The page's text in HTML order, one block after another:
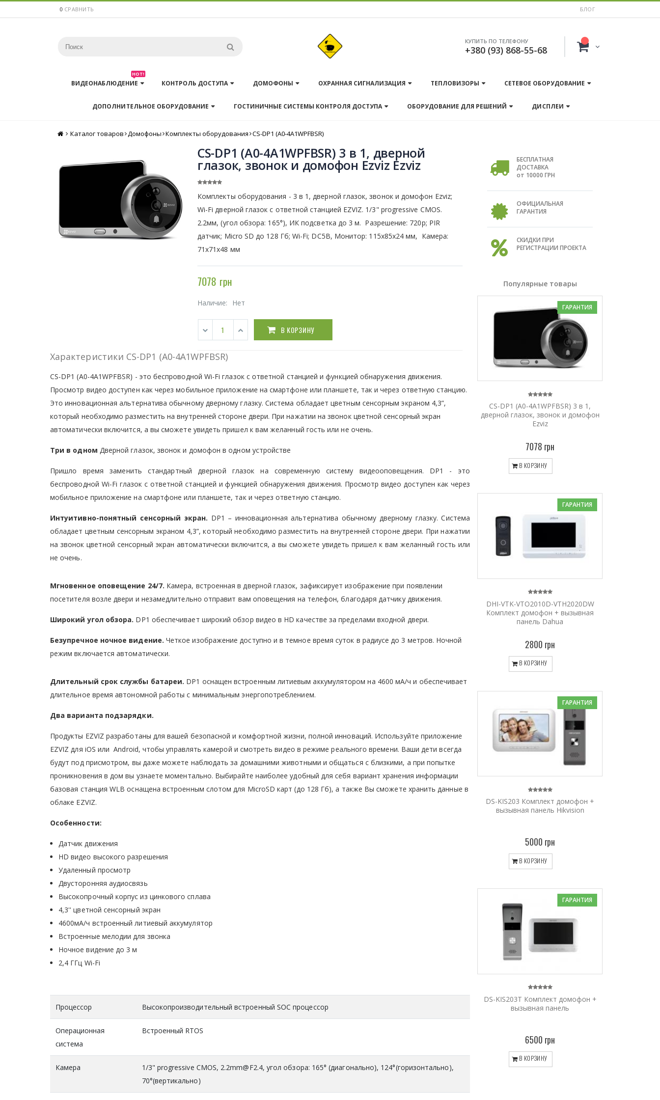
0 СРАВНИТЬ БЛОГ
КУПИТЬ ПО ТЕЛЕФОНУ
+380 (93) 868-55-68
ВИДЕОНАБЛЮДЕНИЕ
HOT!
КОНТРОЛЬ ДОСТУПА ДОМОФОНЫ ОХРАННАЯ СИГНАЛИЗАЦИЯ ТЕПЛОВИЗОРЫ СЕТЕВОЕ ОБОРУДОВАНИЕ
ДОПОЛНИТЕЛЬНОЕ ОБОРУДОВАНИЕ ГОСТИНИЧНЫЕ СИСТЕМЫ КОНТРОЛЯ ДОСТУПА ОБОРУДОВАНИЕ ДЛЯ РЕШЕНИЙ ДИСПЛЕИ
Главная
Каталог товаров Домофоны Комплекты оборудования CS-DP1 (A0-4A1WPFBSR)
CS-DP1 (A0-4A1WPFBSR) 3 в 1, дверной
глазок, звонок и домофон Ezviz Ezviz
Комплекты оборудования - 3 в 1, дверной глазок, звонок и домофон Ezviz;
Wi-Fi дверной глазок с ответной станцией EZVIZ. 1/3" progressive CMOS.
2.2мм, (угол обзора: 165°), ИК подсветка до 3 м. Разрешение: 720р; PIR
датчик; Micro SD до 128 Гб; Wi-Fi; DC5В, Монитор: 115x85x24 мм, Камера:
71x71x48 мм
7078 грн
Наличие: Нет
В КОРЗИНУ
Характеристики CS-DP1 (A0-4A1WPFBSR)
CS-DP1 (A0-4A1WPFBSR) - это беспроводной Wi-Fi глазок с ответной станцией и функцией обнаружения движения.
Просмотр видео доступен как через мобильное приложение на смартфоне или планшете, так и через ответную станцию.
Это инновационная альтернатива обычному дверному глазку. Система обладает цветным сенсорным экраном 4,3”,
который необходимо разместить на внутренней стороне двери. При нажатии на звонок цветной сенсорный экран
автоматически включится, а вы сможете увидеть пришел к вам желанный гость или не очень.
Три в одном Дверной глазок, звонок и домофон в одном устройстве
Пришло время заменить стандартный дверной глазок на современную систему видеооповещения. DP1 - это
беспроводной Wi-Fi глазок с ответной станцией и функцией обнаружения движения. Просмотр видео доступен как через
мобильное приложение на смартфоне или планшете, так и через ответную станцию.
Интуитивно-понятный сенсорный экран. DP1 – инновационная альтернатива обычному дверному глазку. Система
обладает цветным сенсорным экраном 4,3”, который необходимо разместить на внутренней стороне двери. При нажатии
на звонок цветной сенсорный экран автоматически включится, а вы сможете увидеть пришел к вам желанный гость или
не очень.
Мгновенное оповещение 24/7. Камера, встроенная в дверной глазок, зафиксирует изображение при появлении
посетителя возле двери и незамедлительно отправит вам оповещения на телефон, благодаря датчику движения.
Широкий угол обзора. DP1 обеспечивает широкий обзор видео в HD качестве за пределами входной двери.
Безупречное ночное видение. Четкое изображение доступно и в темное время суток в радиусе до 3 метров. Ночной
режим включается автоматически.
Длительный срок службы батареи. DP1 оснащен встроенным литиевым аккумулятором на 4600 мА/ч и обеспечивает
длительное время автономной работы с минимальным энергопотреблением.
Два варианта подзарядки.
Продукты EZVIZ разработаны для вашей безопасной и комфортной жизни, полной инноваций. Используйте приложение
EZVIZ для iOS или Android, чтобы управлять камерой и смотреть видео в режиме реального времени. Ваши дети всегда
будут под присмотром, вы даже можете наблюдать за домашними животными и общаться с близкими, а при попытке
проникновения в дом вы узнаете моментально. Выбирайте наиболее удобный для себя вариант хранения информации
базовая станция WLB оснащена встроенным слотом для MicroSD карт (до 128 Гб), а также Вы сможете хранить данные в
облаке EZVIZ.
Особенности:
Датчик движения
HD видео высокого разрешения
Удаленный просмотр
Двусторонняя аудиосвязь
Высокопрочный корпус из цинкового сплава
4,3'' цветной сенсорный экран
4600мА/ч встроенный литиевый аккумулятор
Встроенные мелодии для звонка
Ночное видение до 3 м
2,4 ГГц Wi-Fi
Процессор Высокопроизводительный встроенный SOC процессор
Операционная
система
Встроенный RTOS
Камера
1/3" progressive CMOS, 2.2mm@F2.4, угол обзора: 165° (диагонально), 124°(горизонтально),
70°(вертикально)
БЕСПЛАТНАЯ
ДОСТАВКА
от 10000 ГРН
ОФИЦИАЛЬНАЯ
ГАРАНТИЯ
СКИДКИ ПРИ
РЕГИСТРАЦИИ ПРОЕКТА
Популярные товары
ГАРАНТИЯ
CS-DP1 (A0-4A1WPFBSR) 3 в 1,
дверной глазок, звонок и домофон
Ezviz
7078 грн
В КОРЗИНУ
ГАРАНТИЯ
DHI-VTK-VTO2010D-VTH2020DW
Комплект домофон + вызывная
панель Dahua
2800 грн
В КОРЗИНУ
ГАРАНТИЯ
DS-KIS203 Комплект домофон +
вызывная панель Hikvision
5000 грн
В КОРЗИНУ
ГАРАНТИЯ
DS-KIS203T Комплект домофон +
вызывная панель
6500 грн
В КОРЗИНУ